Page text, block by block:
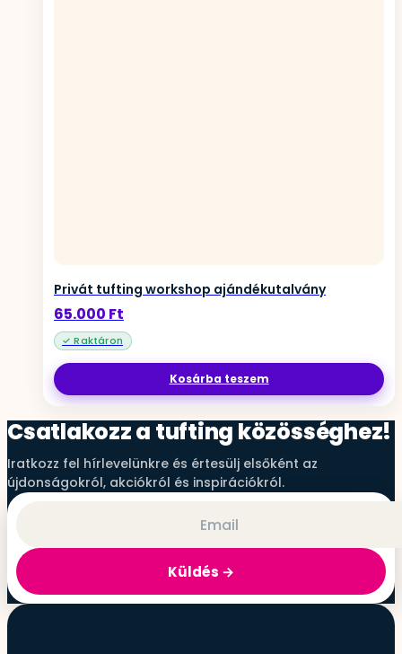
Privát tufting workshop ajándékutalvány
65.000 Ft
Kosárba teszem
Csatlakozz a tufting közösséghez!
Iratkozz fel hírlevelünkre és értesülj elsőként az
újdonságokról, akciókról és inspirációkról.
Küldés